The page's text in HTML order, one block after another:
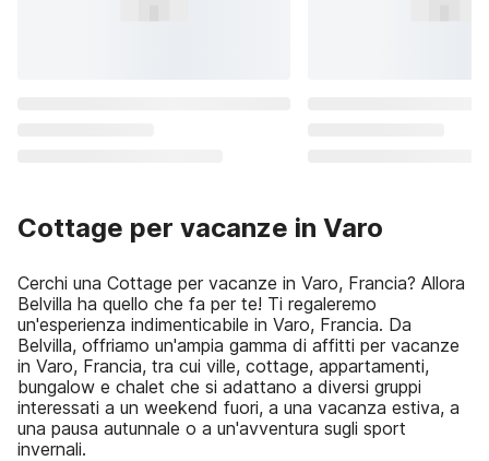
Cottage per vacanze in Varo
Cerchi una Cottage per vacanze in Varo, Francia? Allora
Belvilla ha quello che fa per te! Ti regaleremo
un'esperienza indimenticabile in Varo, Francia. Da
Belvilla, offriamo un'ampia gamma di affitti per vacanze
in Varo, Francia, tra cui ville, cottage, appartamenti,
bungalow e chalet che si adattano a diversi gruppi
interessati a un weekend fuori, a una vacanza estiva, a
una pausa autunnale o a un'avventura sugli sport
invernali.